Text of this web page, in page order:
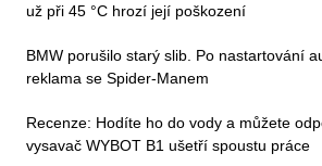
už při 45 °C hrozí její poškození
BMW porušilo starý slib. Po nastartování
reklama se Spider-Manem
Recenze: Hodíte ho do vody a můžete
vysavač WYBOT B1 ušetří spoustu práce